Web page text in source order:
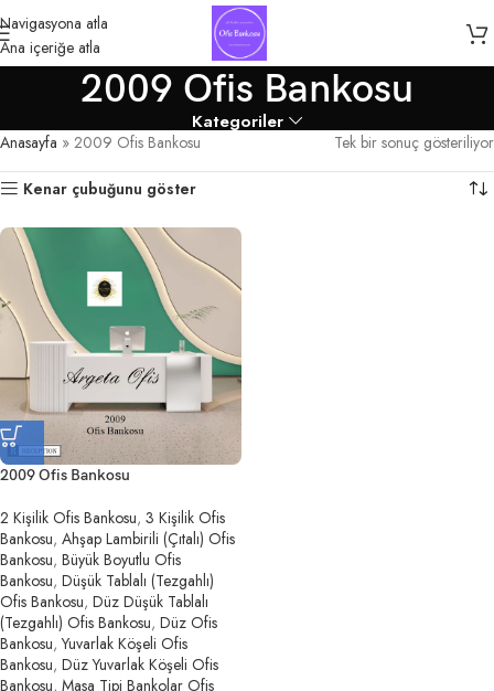
Navigasyona atla
Ana içeriğe atla
2009 Ofis Bankosu
Kategoriler
Anasayfa » 2009 Ofis Bankosu Tek bir sonuç gösteriliyor
Kenar çubuğunu göster
2009 Ofis Bankosu
2 Kişilik Ofis Bankosu, 3 Kişilik Ofis
Bankosu, Ahşap Lambirili (Çıtalı) Ofis
Bankosu, Büyük Boyutlu Ofis
Bankosu, Düşük Tablalı (Tezgahlı)
Ofis Bankosu, Düz Düşük Tablalı
(Tezgahlı) Ofis Bankosu, Düz Ofis
Bankosu, Yuvarlak Köşeli Ofis
Bankosu, Düz Yuvarlak Köşeli Ofis
Bankosu, Masa Tipi Bankolar Ofis